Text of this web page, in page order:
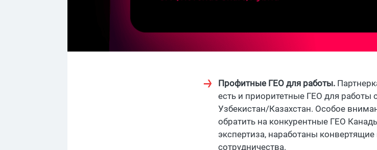
Профитные ГЕО для работы.
есть и приоритетные ГЕО для
Узбекистан/Казахстан. Особое
обратить на конкурентные ГЕО
экспертиза, наработаны
сотрудничества.